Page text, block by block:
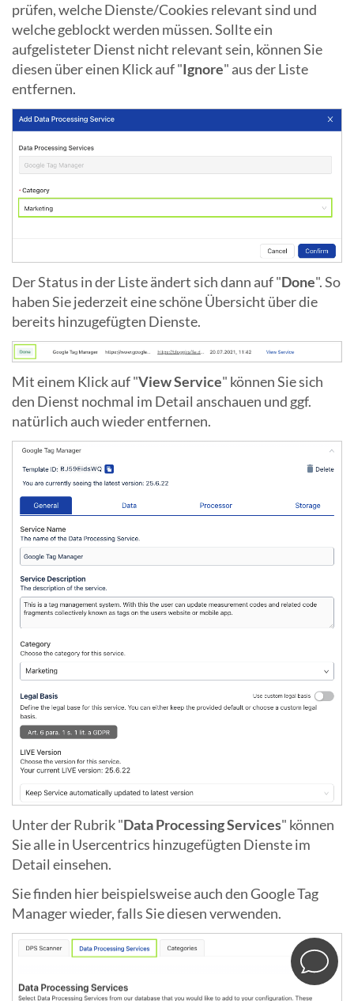
prüfen, welche Dienste/Cookies relevant sind und
welche geblockt werden müssen. Sollte ein
aufgelisteter Dienst nicht relevant sein, können Sie
diesen über einen Klick auf "Ignore" aus der Liste
entfernen.
Der Status in der Liste ändert sich dann auf "Done". So
haben Sie jederzeit eine schöne Übersicht über die
bereits hinzugefügten Dienste.
Mit einem Klick auf "View Service" können Sie sich
den Dienst nochmal im Detail anschauen und ggf.
natürlich auch wieder entfernen.
Unter der Rubrik "Data Processing Services" können
Sie alle in Usercentrics hinzugefügten Dienste im
Detail einsehen.
Sie finden hier beispielsweise auch den Google Tag
Manager wieder, falls Sie diesen verwenden.